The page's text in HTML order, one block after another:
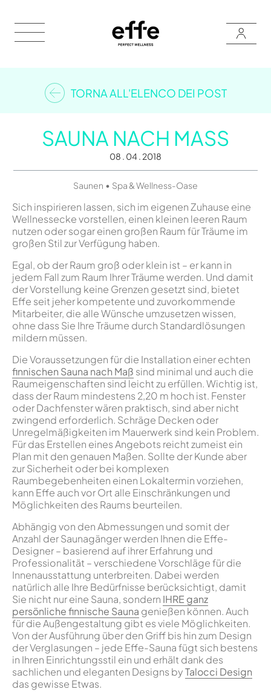
TORNA ALL'ELENCO DEI POST
SAUNA NACH MASS
08 . 04 . 2018
Saunen • Spa & Wellness-Oase
Sich inspirieren lassen, sich im eigenen Zuhause eine
Wellnessecke vorstellen, einen kleinen leeren Raum
nutzen oder sogar einen großen Raum für Träume im
großen Stil zur Verfügung haben.
Egal, ob der Raum groß oder klein ist – er kann in
jedem Fall zum Raum Ihrer Träume werden. Und damit
der Vorstellung keine Grenzen gesetzt sind, bietet
Effe seit jeher kompetente und zuvorkommende
Mitarbeiter, die alle Wünsche umzusetzen wissen,
ohne dass Sie Ihre Träume durch Standardlösungen
mildern müssen.
Die Voraussetzungen für die Installation einer echten
finnischen Sauna nach Maß sind minimal und auch die
Raumeigenschaften sind leicht zu erfüllen. Wichtig ist,
dass der Raum mindestens 2,20 m hoch ist. Fenster
oder Dachfenster wären praktisch, sind aber nicht
zwingend erforderlich. Schräge Decken oder
Unregelmäßigkeiten im Mauerwerk sind kein Problem.
Für das Erstellen eines Angebots reicht zumeist ein
Plan mit den genauen Maßen. Sollte der Kunde aber
zur Sicherheit oder bei komplexen
Raumbegebenheiten einen Lokaltermin vorziehen,
kann Effe auch vor Ort alle Einschränkungen und
Möglichkeiten des Raums beurteilen.
Abhängig von den Abmessungen und somit der
Anzahl der Saunagänger werden Ihnen die Effe-
Designer – basierend auf ihrer Erfahrung und
Professionalität – verschiedene Vorschläge für die
Innenausstattung unterbreiten. Dabei werden
natürlich alle Ihre Bedürfnisse berücksichtigt, damit
Sie nicht nur eine Sauna, sondern IHRE ganz
persönliche finnische Sauna genießen können. Auch
für die Außengestaltung gibt es viele Möglichkeiten.
Von der Ausführung über den Griff bis hin zum Design
der Verglasungen – jede Effe-Sauna fügt sich bestens
in Ihren Einrichtungsstil ein und erhält dank des
sachlichen und eleganten Designs byTalocci Design
das gewisse Etwas.